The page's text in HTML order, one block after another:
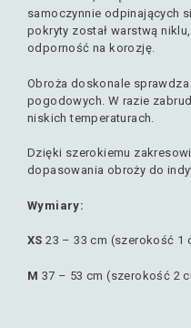
samoczynnie odpinających
pokryty został warstwą
odporność na korozję.
Obroża doskonale
pogodowych. W razie
niskich temperaturach.
Dzięki szerokiemu
dopasowania obroży do
Wymiary:
XS 23 – 33 cm (szerokość 1
M 37 – 53 cm (szerokość 2